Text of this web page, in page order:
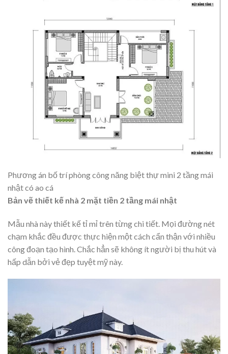
Phương án bố trí phòng công năng biệt thự mini 2 tầng mái
nhật có ao cá
Bản vẽ thiết kế nhà 2 mặt tiền 2 tầng mái nhật
Mẫu nhà này thiết kế tỉ mỉ trên từng chi tiết. Mọi đường nét
chạm khắc đều được thực hiện một cách cẩn thận với nhiều
công đoạn tạo hình. Chắc hẳn sẽ không ít người bị thu hút và
hấp dẫn bởi vẻ đẹp tuyệt mỹ này.